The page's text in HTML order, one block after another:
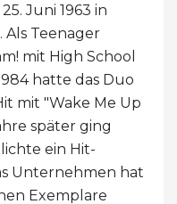
Juni 1963 in
Als Teenager
mit High School
hatte das Duo
mit "Wake Me Up
später ging
ein Hit-
Unternehmen hat
Exemplare